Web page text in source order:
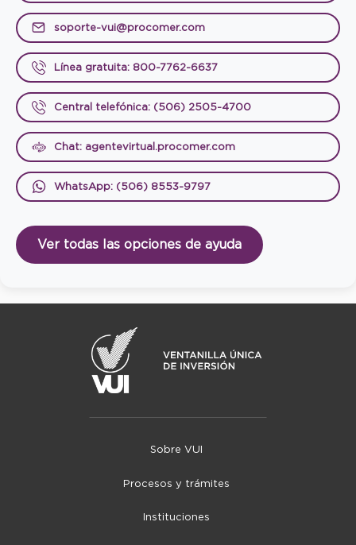
soporte-vui@procomer.com
Línea gratuita: 800-7762-6637
Central telefónica: (506) 2505-4700
Chat: agentevirtual.procomer.com
WhatsApp: (506) 8553-9797
Ver todas las opciones de ayuda
Sobre VUI
Procesos y trámites
Instituciones